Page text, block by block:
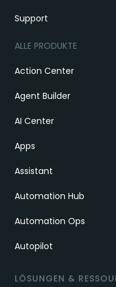
Support
ALLE PRODUKTE
Action Center
Agent Builder
AI Center
Apps
Assistant
Automation Hub
Automation Ops
Autopilot
LÖSUNGEN &